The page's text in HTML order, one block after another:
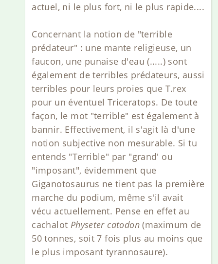
actuel, ni le plus fort, ni le plus rapide....
Concernant la notion de "terrible
prédateur" : une mante religieuse, un
faucon, une punaise d'eau (.....) sont
également de terribles prédateurs, aussi
terribles pour leurs proies que T.rex
pour un éventuel Triceratops. De toute
façon, le mot "terrible" est également à
bannir. Effectivement, il s'agit là d'une
notion subjective non mesurable. Si tu
entends "Terrible" par "grand' ou
"imposant", évidemment que
Giganotosaurus ne tient pas la première
marche du podium, même s'il avait
vécu actuellement. Pense en effet au
cachalot Physeter catodon(maximum de
50 tonnes, soit 7 fois plus au moins que
le plus imposant tyrannosaure).